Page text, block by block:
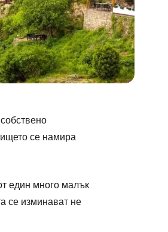
се намира
един много малък
се изминават не